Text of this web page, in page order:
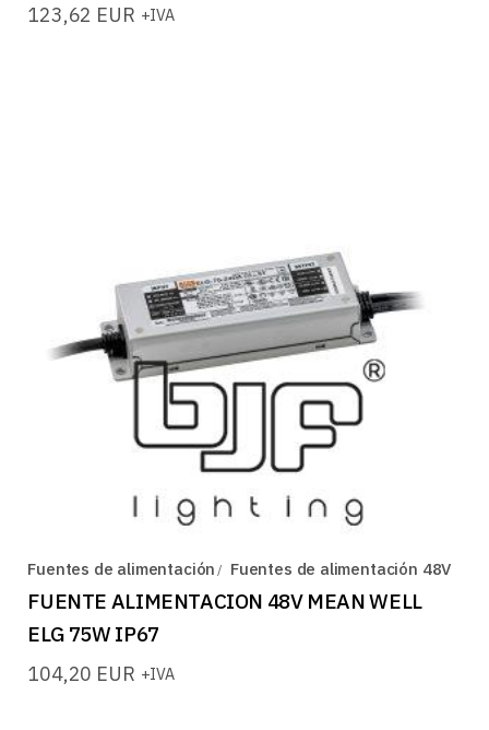
123,62 EUR +IVA
Fuentes de alimentación Fuentes de alimentación 48V
FUENTE ALIMENTACION 48V MEAN WELL
ELG 75W IP67
104,20 EUR +IVA